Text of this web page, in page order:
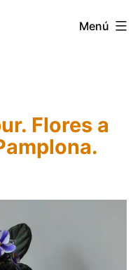
Menú
Flores a